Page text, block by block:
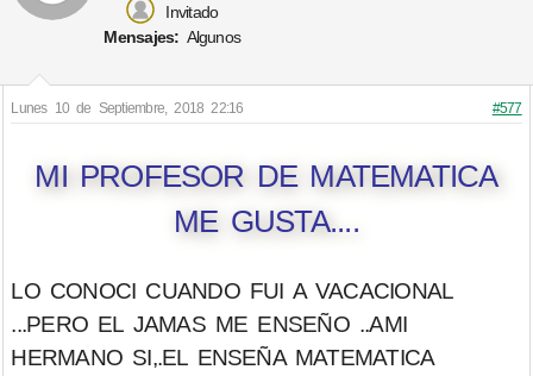
Invitado
Mensajes: Algunos
Lunes 10 de Septiembre, 2018 22:16 #577
MI PROFESOR DE MATEMATICA
ME GUSTA....
LO CONOCI CUANDO FUI A VACACIONAL
...PERO EL JAMAS ME ENSEÑO ..AMI
HERMANO SI,.EL ENSEÑA MATEMATICA